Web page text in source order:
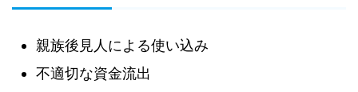
親族後見人による使い込み
不適切な資金流出